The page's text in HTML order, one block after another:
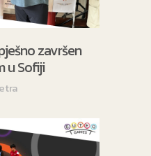
završen
u Sofiji